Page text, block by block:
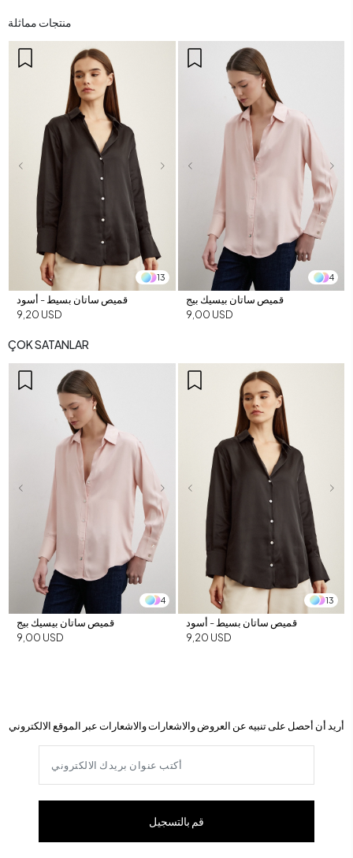
منتجات مماثلة
13
قميص ساتان بسيط - أسود
9,20 USD
4
قميص ساتان بيسيك بيج
9,00 USD
ÇOK SATANLAR
4
قميص ساتان بيسيك بيج
9,00 USD
13
قميص ساتان بسيط - أسود
9,20 USD
أريد أن أحصل على تنبيه عن العروض والاشعارات والاشعارات عبر الموقع الالكتروني
قم بالتسجيل